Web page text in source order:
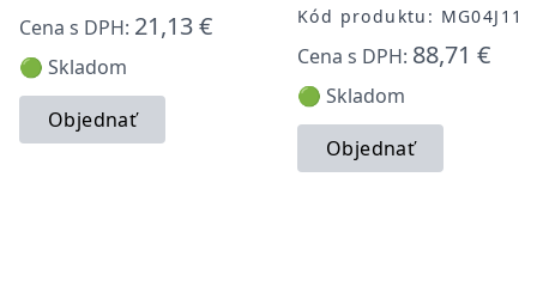
Cena s DPH: 21,13 €
🟢 Skladom
Objednať
Kód produktu:
Cena s DPH: 88,71 €
🟢 Skladom
Objednať